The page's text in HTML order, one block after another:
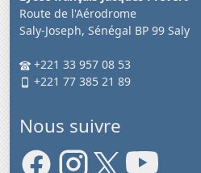
Route de l'Aérodrome
Saly-Joseph, Sénégal BP 99 Saly
+221 33 957 08 53
+221 77 385 21 89
Nous suivre